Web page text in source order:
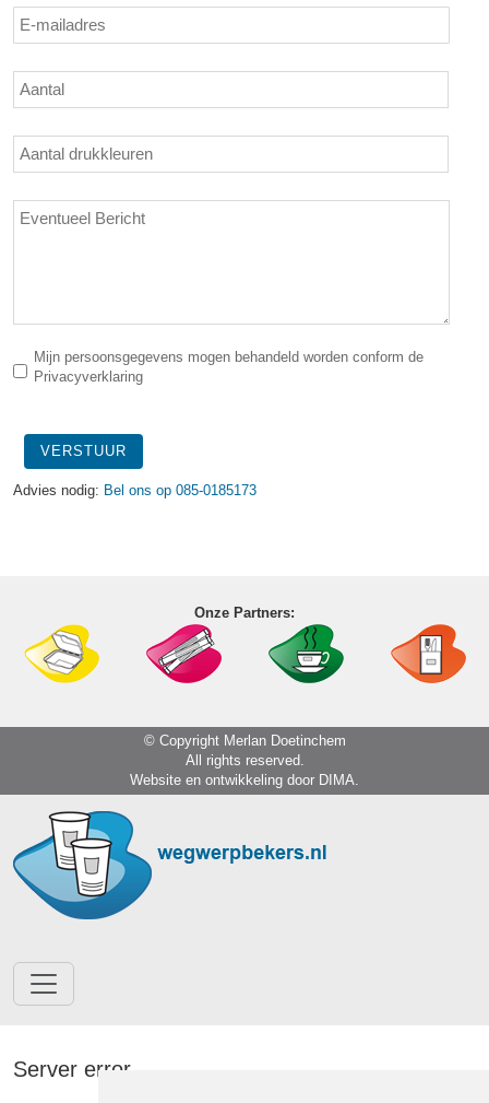
Mijn persoonsgegevens mogen behandeld worden conform de
Privacyverklaring
VERSTUUR
Advies nodig: Bel ons op 085-0185173
Onze Partners:
© Copyright Merlan Doetinchem
All rights reserved.
Website en ontwikkeling door DIMA.
Server error